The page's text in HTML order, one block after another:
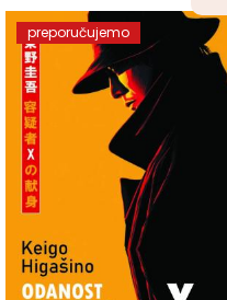
preporučujemo